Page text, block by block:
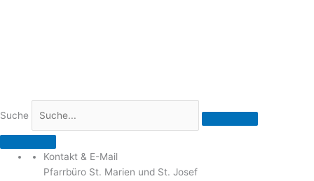
Suche
Kontakt & E-Mail
Pfarrbüro St. Marien und St. Josef